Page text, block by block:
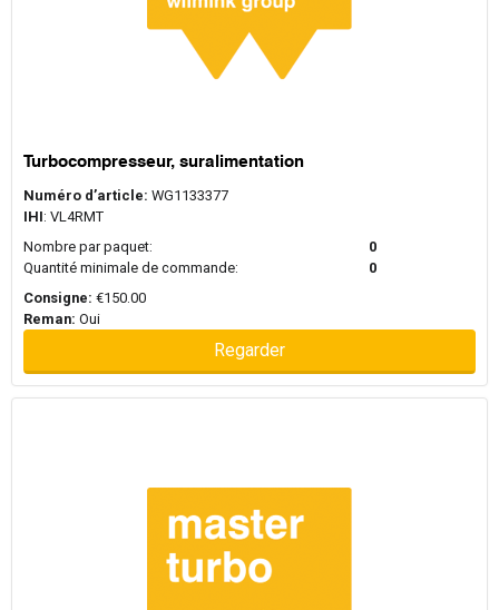
Turbocompresseur, suralimentation
Numéro d’article: WG1133377
IHI: VL4RMT
Nombre par paquet:
0
Quantité minimale de commande:
0
Consigne: €150.00
Reman: Oui
Regarder